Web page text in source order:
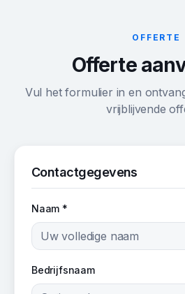
OFFERTE
Offerte
Vul het formulier in en
vrijblijvende
Contactgegevens
Naam *
Bedrijfsnaam